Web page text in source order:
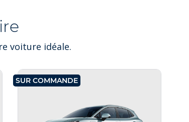
voiture idéale.
SUR COMMANDE